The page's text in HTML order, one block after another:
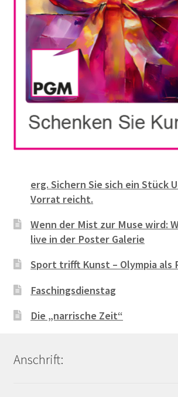
erg. Sichern Sie sich ein Stück
Vorrat reicht.
Wenn der Mist zur Muse wird:
live in der Poster Galerie
Sport trifft Kunst – Olympia als
Faschingsdienstag
Die „narrische Zeit“
Anschrift: